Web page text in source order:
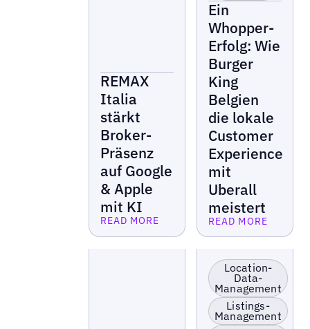
REMAX
Italia
stärkt
Broker-
Präsenz
auf Google
& Apple
mit KI
Lesen Sie mehr
READ MORE
Ein
Whopper-
Erfolg: Wie
Burger
King
Belgien
die lokale
Customer
Experience
mit
Uberall
meistert
Lesen Sie mehr
READ MORE
Einzelhandel &
Franchise
Serviceunternehmen
Location-
Data-
Management
Listings-
Management